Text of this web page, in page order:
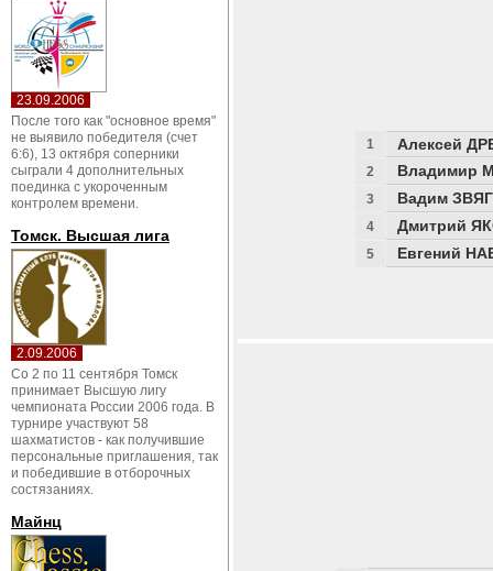
23.09.2006
После того как "основное время"
не выявило победителя (счет
6:6), 13 октября соперники
сыграли 4 дополнительных
поединка с укороченным
контролем времени.
Томск. Высшая лига
2.09.2006
Со 2 по 11 сентября Томск
принимает Высшую лигу
чемпионата России 2006 года. В
турнире участвуют 58
шахматистов - как получившие
персональные приглашения, так
и победившие в отборочных
состязаниях.
Майнц
1 Алексей
2 Владимир
3 Вадим
4 Дмитрий
5 Евгений